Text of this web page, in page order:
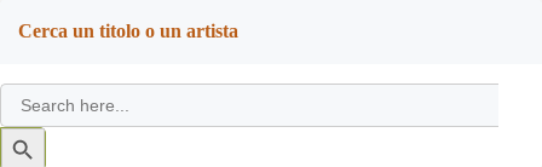
navigation
Cerca un titolo o un artista
Search
for:
Search
Button